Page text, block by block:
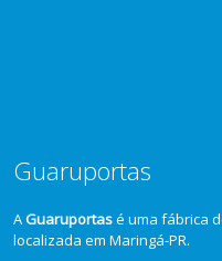
Guaruportas
AGuaruportasé uma fábrica
localizada em Maringá-PR.